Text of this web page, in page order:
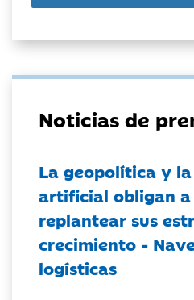
Noticias de
La geopolítica y
artificial obligan a
replantear sus
crecimiento -
logísticas